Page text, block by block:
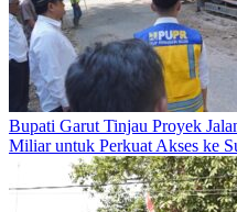
Bupati Garut Tinjau Proyek
Miliar untuk Perkuat Akses ke